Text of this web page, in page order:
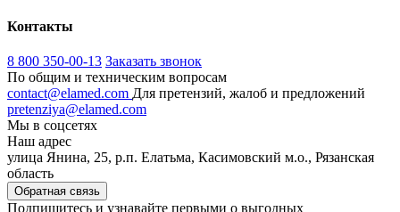
Контакты
8 800 350-00-13 Заказать звонок
По общим и техническим вопросам
contact@elamed.com Для претензий, жалоб и предложений
pretenziya@elamed.com
Мы в соцсетях
Наш адрес
улица Янина, 25, р.п. Елатьма, Касимовский м.о., Рязанская
область
Обратная связь
Подпишитесь и узнавайте первыми о выгодных